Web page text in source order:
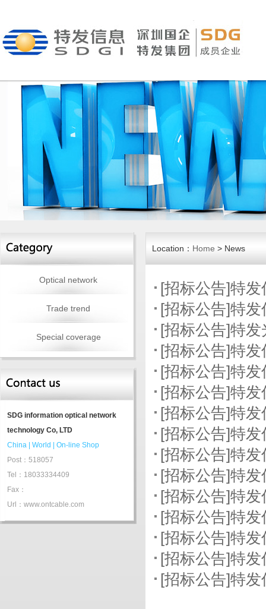
Optical network
Trade trend
Special coverage
SDG information optical network
technology Co, LTD
China
World
On-line Shop
Post：518057
Tel：18033334409
Fax：
Url：www.ontcable.com
Location： Home > News
[招标公告]特
[招标公告]特
[招标公告]特
[招标公告]特
[招标公告]特
[招标公告]特
[招标公告]特
[招标公告]特
[招标公告]特
[招标公告]特
[招标公告]特
[招标公告]特
[招标公告]特
[招标公告]特
[招标公告]特